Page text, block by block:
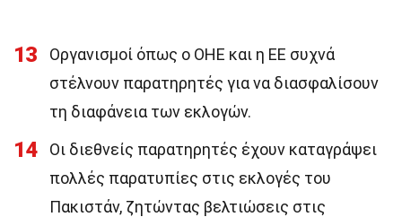
13
Οργανισμοί όπως ο ΟΗΕ και η ΕΕ συχνά
στέλνουν παρατηρητές για να διασφαλίσουν
τη διαφάνεια των εκλογών.
14
Οι διεθνείς παρατηρητές έχουν καταγράψει
πολλές παρατυπίες στις εκλογές του
Πακιστάν, ζητώντας βελτιώσεις στις